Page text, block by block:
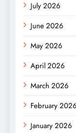
July 2026
June 2026
May 2026
April 2026
March 2026
February 2026
January 2026